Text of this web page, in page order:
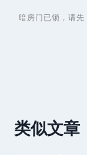
暗房门已锁，请先
类似文章